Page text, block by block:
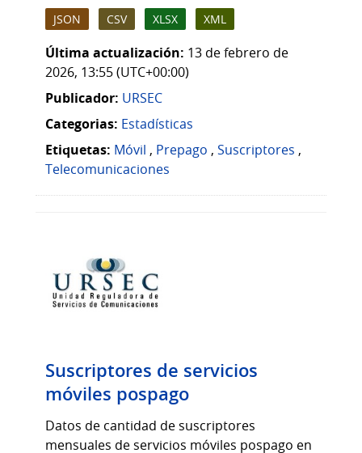
JSON CSV XLSX XML
Última actualización: 13 de febrero de
2026, 13:55 (UTC+00:00)
Publicador: URSEC
Categorias: Estadísticas
Etiquetas: Móvil , Prepago , Suscriptores ,
Telecomunicaciones
Suscriptores de servicios
móviles pospago
Datos de cantidad de suscriptores
mensuales de servicios móviles pospago en